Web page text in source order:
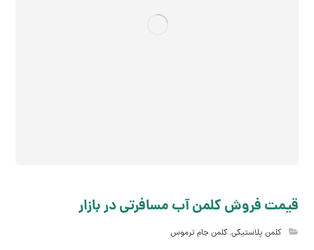
قیمت فروش کلمن آب مسافرتی در بازار
کلمن پلاستیکی,کلمن جام ترموس